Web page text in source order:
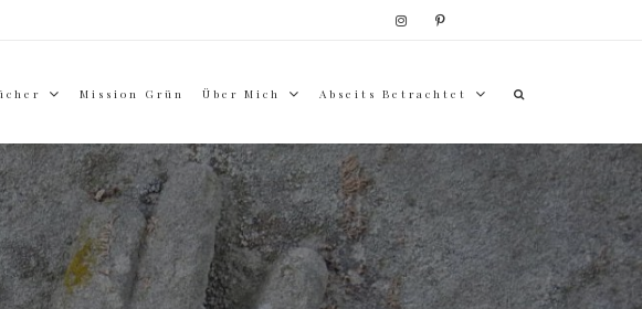
Mission Grün Über Mich Abseits Betrachtet